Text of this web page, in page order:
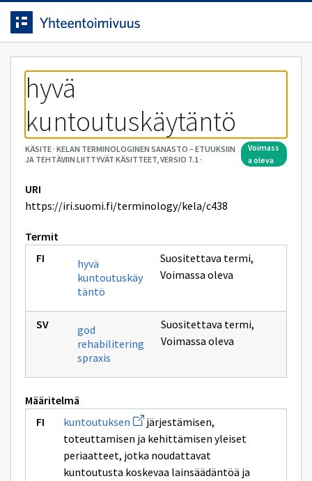
Siirrytty
sivulle
Siirry suoraan sisältöön.
hyvä
kuntoutuskäytäntö
KÄSITE· KELAN TERMINOLOGINEN SANASTO – ETUUKSIIN
JA TEHTÄVIIN LIITTYVÄT KÄSITTEET, VERSIO 7.1·
voimass
a oleva
URI
https://iri.suomi.fi/terminology/kela/c438
Termit
hyvä
kuntoutuskäy
täntö
Suositettava termi,
Voimassa oleva
god
rehabilitering
spraxis
Suositettava termi,
Voimassa oleva
Määritelmä
kuntoutuksen Avaa
uuden
ikkunan
sivulle
kuntoutuksen
järjestämisen,
toteuttamisen ja kehittämisen yleiset
periaatteet, jotka noudattavat
kuntoutusta koskevaa lainsäädäntöä ja